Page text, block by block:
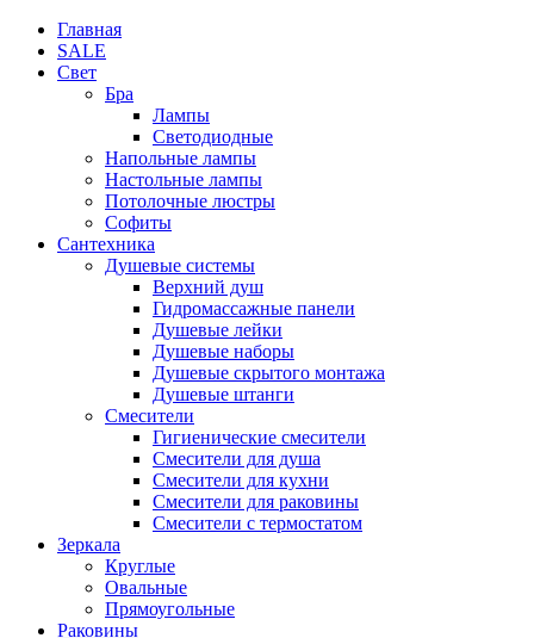
Главная
SALE
Свет
Бра
Лампы
Светодиодные
Напольные лампы
Настольные лампы
Потолочные люстры
Софиты
Сантехника
Душевые системы
Верхний душ
Гидромассажные панели
Душевые лейки
Душевые наборы
Душевые скрытого монтажа
Душевые штанги
Смесители
Гигиенические смесители
Смесители для душа
Смесители для кухни
Смесители для раковины
Смесители с термостатом
Зеркала
Круглые
Овальные
Прямоугольные
Раковины